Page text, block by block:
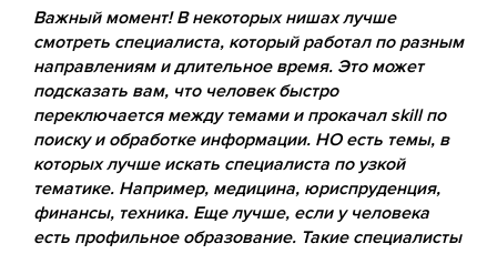
Важный момент! В некоторых нишах лучше
смотреть специалиста, который работал по разным
направлениям и длительное время. Это может
подсказать вам, что человек быстро
переключается между темами и прокачал skill по
поиску и обработке информации. НО есть темы, в
которых лучше искать специалиста по узкой
тематике. Например, медицина, юриспруденция,
финансы, техника. Еще лучше, если у человека
есть профильное образование. Такие специалисты